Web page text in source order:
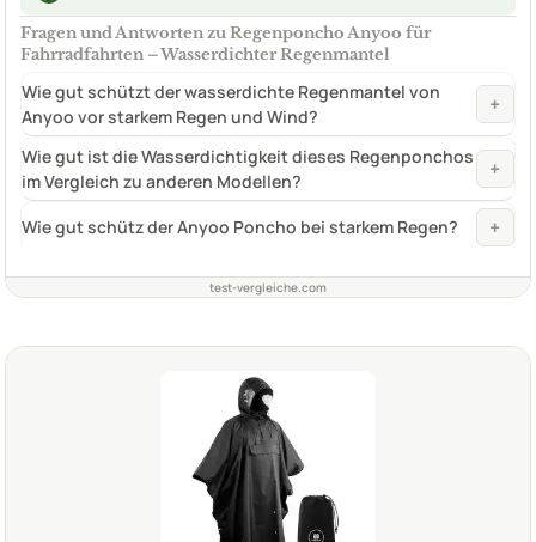
Fragen und Antworten zu Regenponcho Anyoo für
Fahrradfahrten – Wasserdichter Regenmantel
Wie gut schützt der wasserdichte Regenmantel von
Anyoo vor starkem Regen und Wind?
+
Wie gut ist die Wasserdichtigkeit dieses Regenponchos
im Vergleich zu anderen Modellen?
+
Wie gut schütz der Anyoo Poncho bei starkem Regen? +
test-vergleiche.com